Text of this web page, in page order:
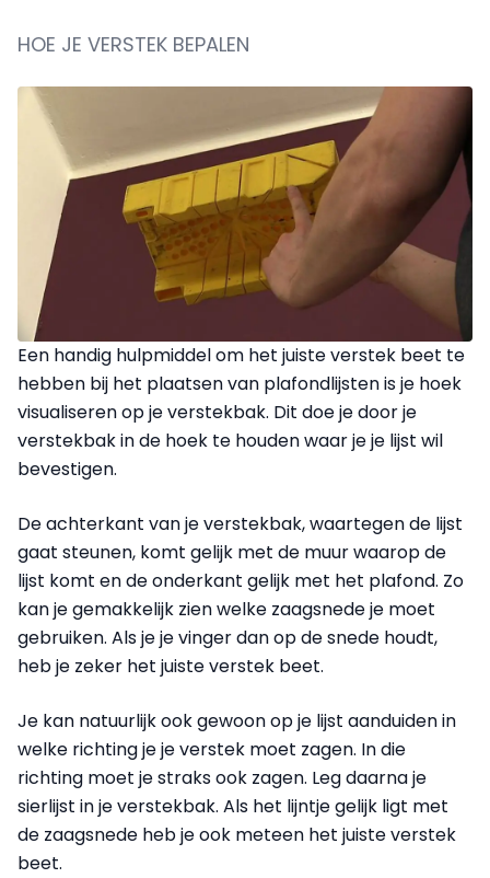
HOE JE VERSTEK BEPALEN
Een handig hulpmiddel om het juiste verstek beet te
hebben bij het plaatsen van plafondlijsten is je hoek
visualiseren op je verstekbak. Dit doe je door je
verstekbak in de hoek te houden waar je je lijst wil
bevestigen.
De achterkant van je verstekbak, waartegen de lijst
gaat steunen, komt gelijk met de muur waarop de
lijst komt en de onderkant gelijk met het plafond. Zo
kan je gemak­kelijk zien welke zaagsnede je moet
gebruiken. Als je je vinger dan op de snede houdt,
heb je zeker het juiste verstek beet.
Je kan natuurlijk ook gewoon op je lijst aanduiden in
welke richting je je verstek moet zagen. In die
richting moet je straks ook zagen. Leg daarna je
sierlijst in je verstekbak. Als het lijntje gelijk ligt met
de zaagsnede heb je ook meteen het juiste verstek
beet.